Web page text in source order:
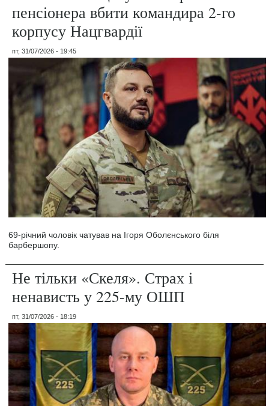
пенсіонера вбити командира 2-го
корпусу Нацгвардії
пт, 31/07/2026 - 19:45
69-річний чоловік чатував на Ігоря Оболєнського біля
барбершопу.
Не тільки «Скеля». Страх і
ненависть у 225-му ОШП
пт, 31/07/2026 - 18:19